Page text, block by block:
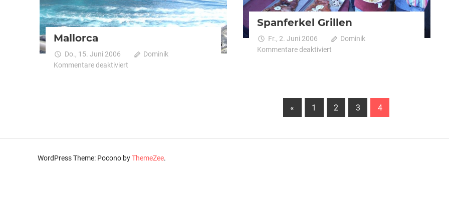
Mallorca
Do., 15. Juni 2006
Dominik
Kommentare deaktiviert
Spanferkel Grillen
Fr., 2. Juni 2006
Dominik
Kommentare deaktiviert
« Vorherige
Beiträge
1 2 3 4
WordPress Theme: Pocono byThemeZee.